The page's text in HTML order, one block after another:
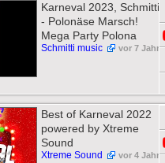
Karneval 2023, Schmitti
- Polonäse Marsch!
Mega Party Polona
Schmitti music vor 7 Jahr
Best of Karneval 2022
powered by Xtreme
Sound
Xtreme Sound vor 4 Jahr